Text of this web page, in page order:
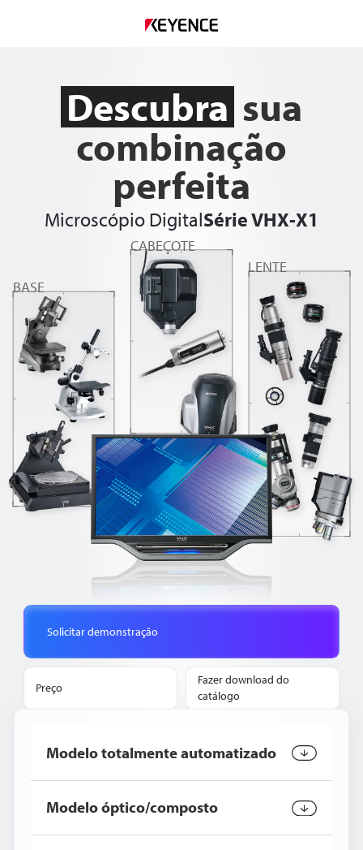
Descubra sua
combinação
perfeita
Microscópio DigitalSérie VHX-X1
BASE
CABEÇOTE
LENTE
Solicitar demonstração
Preço
Fazer download do
catálogo
Modelo totalmente automatizado
Modelo óptico/composto